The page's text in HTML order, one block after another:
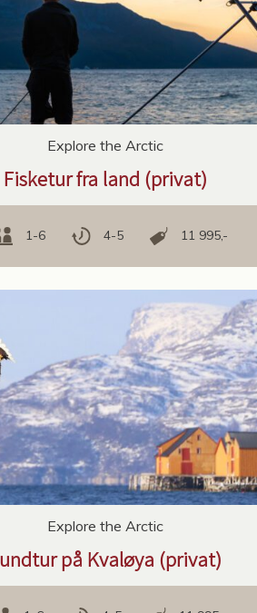
Explore the Arctic
Fisketur fra land (privat)
1-6 4-5 11 995,-
Explore the Arctic
på Kvaløya (privat)